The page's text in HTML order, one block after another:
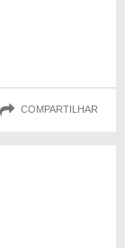
COMPARTILHAR